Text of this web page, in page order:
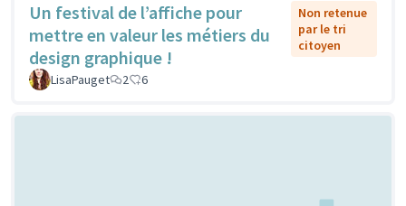
Un festival de l’affiche pour
mettre en valeur les métiers du
design graphique !
Non retenue
par le tri
citoyen
LisaPauget 2 6